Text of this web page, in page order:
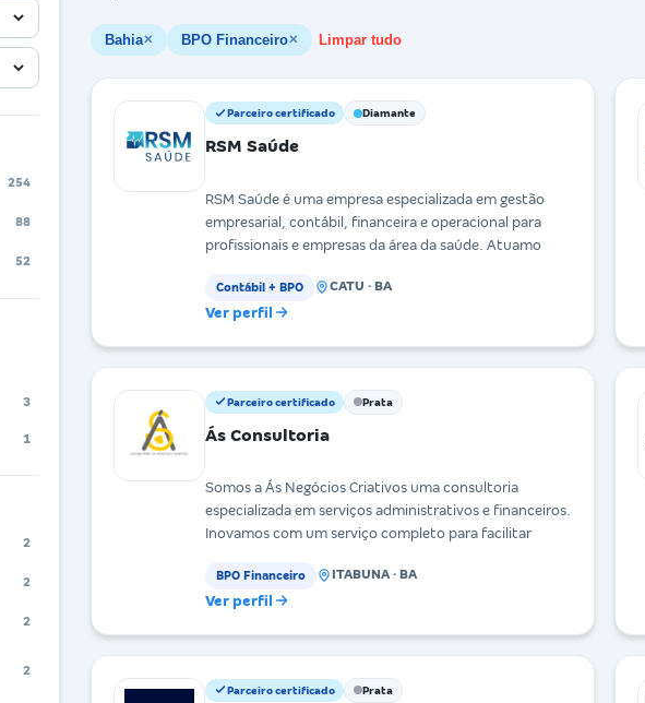
254
88
52
3
1
2
2
2
2
Bahia✕ BPO Financeiro✕ Limpar tudo
Parceiro certificado Diamante
RSM Saúde
RSM Saúde é uma empresa especializada em gestão
empresarial, contábil, financeira e operacional para
profissionais e empresas da área da saúde. Atuamo
Contábil + BPO CATU · BA
Ver perfil
Parceiro certificado Prata
Ás Consultoria
Somos a Ás Negócios Criativos uma consultoria
especializada em serviços administrativos e financeiros.
Inovamos com um serviço completo para facilitar
BPO Financeiro ITABUNA · BA
Ver perfil
Parceiro certificado Prata